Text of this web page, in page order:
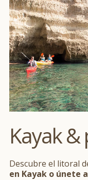
Kayak
Descubre el litoral
en Kayak o únete